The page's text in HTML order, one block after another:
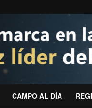
CAMPO AL DÍA